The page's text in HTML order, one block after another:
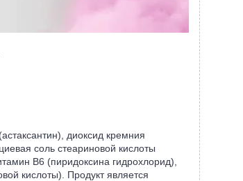
диоксид кремния
соль стеариновой кислоты
В6 (пиридоксина гидрохлорид),
кислоты). Продукт является